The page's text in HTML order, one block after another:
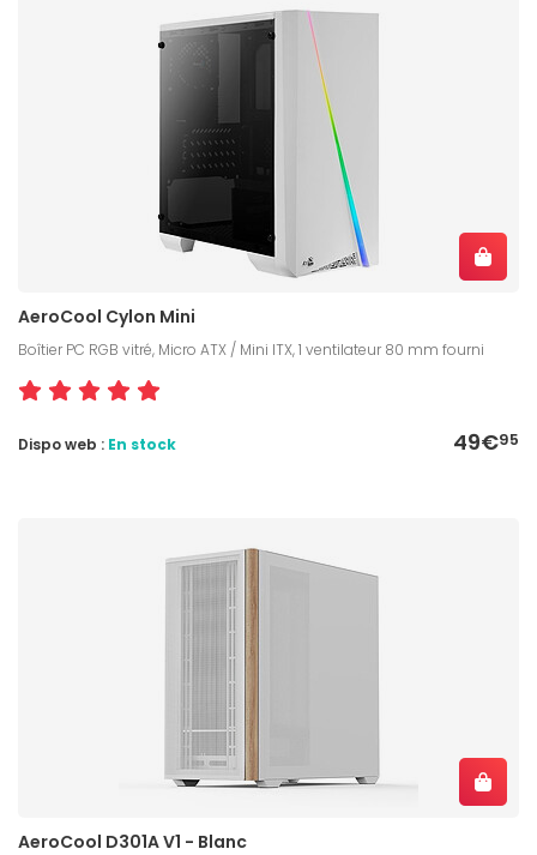
AeroCool Cylon Mini
Boîtier PC RGB vitré, Micro ATX / Mini ITX, 1 ventilateur 80 mm fourni
49€95
Dispo web : En stock
AeroCool D301A V1 - Blanc